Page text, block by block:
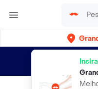
Entregas